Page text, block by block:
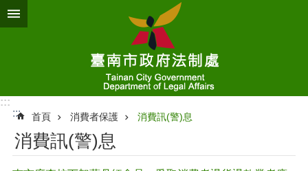
跳到主要內容區塊
:::
:::
首頁 消費者保護 消費訊(警)息
消費訊(警)息